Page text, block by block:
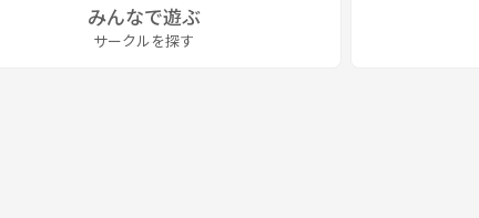
みんなで遊ぶ
サークルを探す